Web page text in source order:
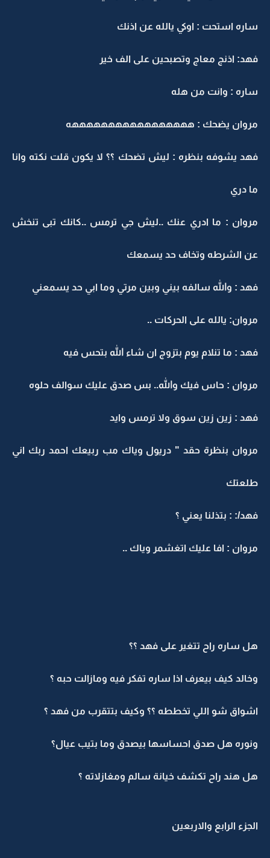
ساره استحت : اوكي يالله عن اذنك
فهد: اذنج معاج وتصبحين على الف خير
ساره : وانت من هله
مروان يضحك : هههههههههههههههههه
فهد يشوفه بنظره : ليش تضحك ؟؟ لا يكون قلت نكته وانا
ما دري
مروان : ما ادري عنك ..ليش جي ترمس ..كانك تبى تنخش
عن الشرطه وتخاف حد يسمعك
فهد : والله سالفه بيني وبين مرتي وما ابي حد يسمعني
مروان: يالله على الحركات ..
فهد : ما تنلام يوم بتزوج ان شاء الله بتحس فيه
مروان : حاس فيك والله.. بس صدق عليك سوالف حلوه
فهد : زين زين سوق ولا ترمس وايد
مروان بنظرة حقد " دريول وياك مب ربيعك احمد ربك اني
طلعتك
فهد/: : بتذلنا يعني ؟
مروان : افا عليك اتغشمر وياك ..
هل ساره راح تتغير على فهد ؟؟
وخالد كيف بيعرف اذا ساره تفكر فيه ومازالت حبه ؟
اشواق شو اللي تخططه ؟؟ وكيف بتتقرب من فهد ؟
ونوره هل صدق احساسها بيصدق وما بتيب عيال؟
هل هند راح تكشف خيانة سالم ومغازلاته ؟
الجزء الرابع والاربعين